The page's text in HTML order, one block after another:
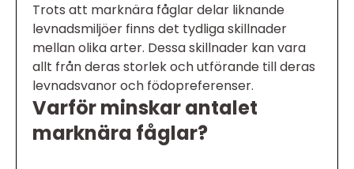
Trots att marknära fåglar delar liknande
levnadsmiljöer finns det tydliga skillnader
mellan olika arter. Dessa skillnader kan vara
allt från deras storlek och utförande till deras
levnadsvanor och födopreferenser.
Varför minskar antalet
marknära fåglar?